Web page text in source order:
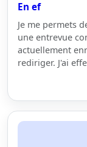
En ef
Je me permets
une entrevue
actuellement
rediriger. J'ai